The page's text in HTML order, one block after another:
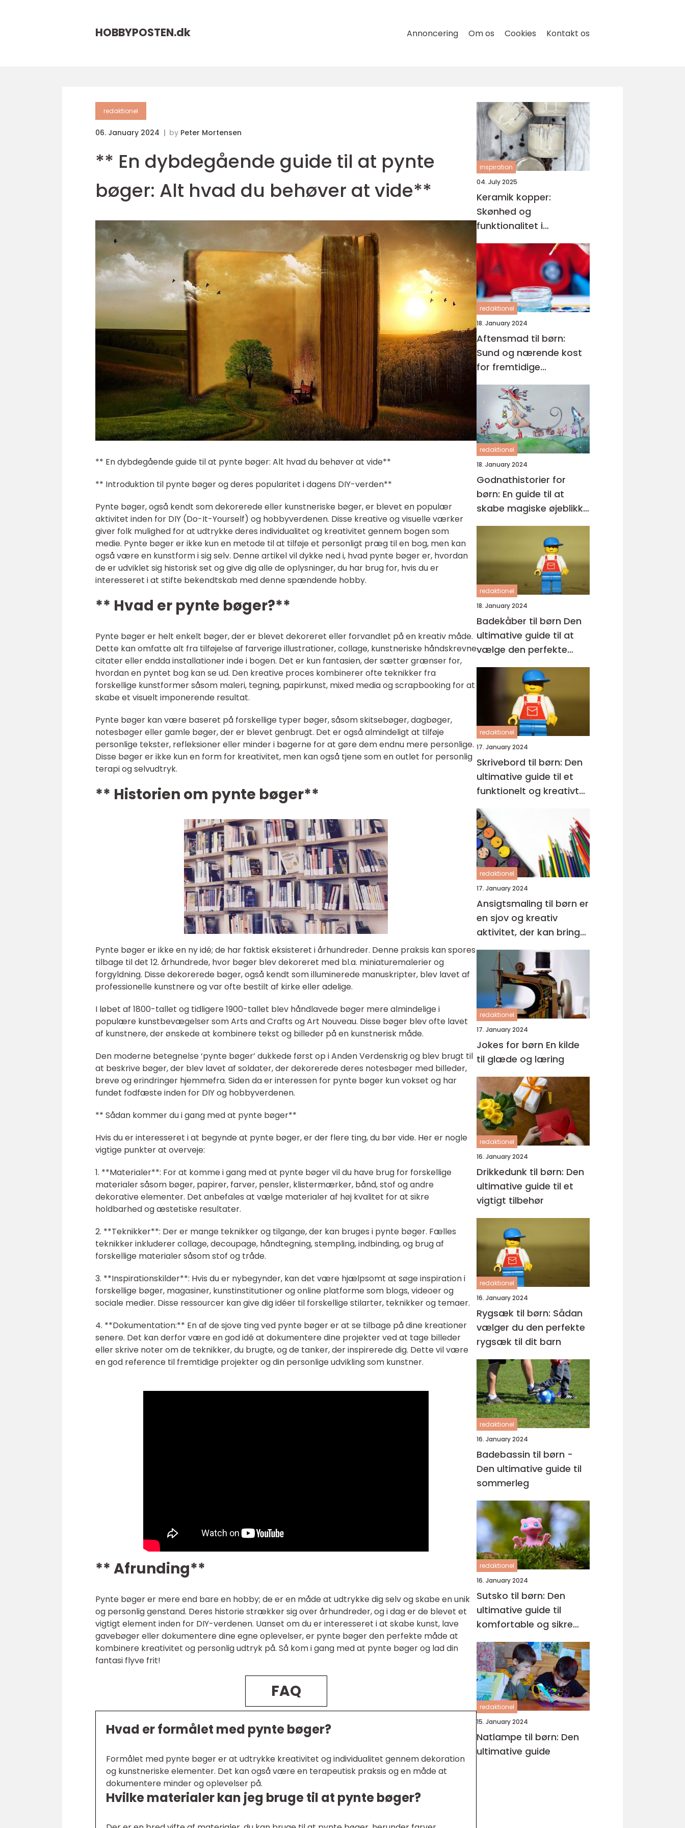
HOBBYPOSTEN.dk Annoncering Om os Cookies Kontakt os
redaktionel
06. January 2024 by Peter Mortensen
** En dybdegående guide til at pynte
bøger: Alt hvad du behøver at vide**
** En dybdegående guide til at pynte bøger: Alt hvad du behøver at vide**
** Introduktion til pynte bøger og deres popularitet i dagens DIY-verden**
Pynte bøger, også kendt som dekorerede eller kunstneriske bøger, er blevet en populær
aktivitet inden for DIY (Do-It-Yourself) og hobbyverdenen. Disse kreative og visuelle værker
giver folk mulighed for at udtrykke deres individualitet og kreativitet gennem bogen som
medie. Pynte bøger er ikke kun en metode til at tilføje et personligt præg til en bog, men kan
også være en kunstform i sig selv. Denne artikel vil dykke ned i, hvad pynte bøger er, hvordan
de er udviklet sig historisk set og give dig alle de oplysninger, du har brug for, hvis du er
interesseret i at stifte bekendtskab med denne spændende hobby.
** Hvad er pynte bøger?**
Pynte bøger er helt enkelt bøger, der er blevet dekoreret eller forvandlet på en kreativ måde.
Dette kan omfatte alt fra tilføjelse af farverige illustrationer, collage, kunstneriske håndskrevne
citater eller endda installationer inde i bogen. Det er kun fantasien, der sætter grænser for,
hvordan en pyntet bog kan se ud. Den kreative proces kombinerer ofte teknikker fra
forskellige kunstformer såsom maleri, tegning, papirkunst, mixed media og scrapbooking for at
skabe et visuelt imponerende resultat.
Pynte bøger kan være baseret på forskellige typer bøger, såsom skitsebøger, dagbøger,
notesbøger eller gamle bøger, der er blevet genbrugt. Det er også almindeligt at tilføje
personlige tekster, refleksioner eller minder i bøgerne for at gøre dem endnu mere personlige.
Disse bøger er ikke kun en form for kreativitet, men kan også tjene som en outlet for personlig
terapi og selvudtryk.
** Historien om pynte bøger**
Pynte bøger er ikke en ny idé; de har faktisk eksisteret i århundreder. Denne praksis kan spores
tilbage til det 12. århundrede, hvor bøger blev dekoreret med bl.a. miniaturemalerier og
forgyldning. Disse dekorerede bøger, også kendt som illuminerede manuskripter, blev lavet af
professionelle kunstnere og var ofte bestilt af kirke eller adelige.
I løbet af 1800-tallet og tidligere 1900-tallet blev håndlavede bøger mere almindelige i
populære kunstbevægelser som Arts and Crafts og Art Nouveau. Disse bøger blev ofte lavet
af kunstnere, der ønskede at kombinere tekst og billeder på en kunstnerisk måde.
Den moderne betegnelse ‘pynte bøger’ dukkede først op i Anden Verdenskrig og blev brugt til
at beskrive bøger, der blev lavet af soldater, der dekorerede deres notesbøger med billeder,
breve og erindringer hjemmefra. Siden da er interessen for pynte bøger kun vokset og har
fundet fodfæste inden for DIY og hobbyverdenen.
** Sådan kommer du i gang med at pynte bøger**
Hvis du er interesseret i at begynde at pynte bøger, er der flere ting, du bør vide. Her er nogle
vigtige punkter at overveje:
1. **Materialer**: For at komme i gang med at pynte bøger vil du have brug for forskellige
materialer såsom bøger, papirer, farver, pensler, klistermærker, bånd, stof og andre
dekorative elementer. Det anbefales at vælge materialer af høj kvalitet for at sikre
holdbarhed og æstetiske resultater.
2. **Teknikker**: Der er mange teknikker og tilgange, der kan bruges i pynte bøger. Fælles
teknikker inkluderer collage, decoupage, håndtegning, stempling, indbinding, og brug af
forskellige materialer såsom stof og tråde.
3. **Inspirationskilder**: Hvis du er nybegynder, kan det være hjælpsomt at søge inspiration i
forskellige bøger, magasiner, kunstinstitutioner og online platforme som blogs, videoer og
sociale medier. Disse ressourcer kan give dig idéer til forskellige stilarter, teknikker og temaer.
4. **Dokumentation:** En af de sjove ting ved pynte bøger er at se tilbage på dine kreationer
senere. Det kan derfor være en god idé at dokumentere dine projekter ved at tage billeder
eller skrive noter om de teknikker, du brugte, og de tanker, der inspirerede dig. Dette vil være
en god reference til fremtidige projekter og din personlige udvikling som kunstner.
** Afrunding**
Pynte bøger er mere end bare en hobby; de er en måde at udtrykke dig selv og skabe en unik
og personlig genstand. Deres historie strækker sig over århundreder, og i dag er de blevet et
vigtigt element inden for DIY-verdenen. Uanset om du er interesseret i at skabe kunst, lave
gavebøger eller dokumentere dine egne oplevelser, er pynte bøger den perfekte måde at
kombinere kreativitet og personlig udtryk på. Så kom i gang med at pynte bøger og lad din
fantasi flyve frit!
FAQ
Hvad er formålet med pynte bøger?
Formålet med pynte bøger er at udtrykke kreativitet og individualitet gennem dekoration
og kunstneriske elementer. Det kan også være en terapeutisk praksis og en måde at
dokumentere minder og oplevelser på.
Hvilke materialer kan jeg bruge til at pynte bøger?
inspiration
04. July 2025
Keramik kopper:
Skønhed og
funktionalitet i
hverdagen
redaktionel
18. January 2024
Aftensmad til børn:
Sund og nærende kost
for fremtidige
generationer
redaktionel
18. January 2024
Godnathistorier for
børn: En guide til at
skabe magiske øjeblikke
før sengetid
redaktionel
18. January 2024
Badekåber til børn Den
ultimative guide til at
vælge den perfekte
badekåbe
redaktionel
17. January 2024
Skrivebord til børn: Den
ultimative guide til et
funktionelt og kreativt
arbejdsområde
redaktionel
17. January 2024
Ansigtsmaling til børn er
en sjov og kreativ
aktivitet, der kan bringe
glæde og forvandle
børn til deres
yndlingsdyr, superhelte
eller fantasivæsener
redaktionel
17. January 2024
Jokes for børn En kilde
til glæde og læring
redaktionel
16. January 2024
Drikkedunk til børn: Den
ultimative guide til et
vigtigt tilbehør
redaktionel
16. January 2024
Rygsæk til børn: Sådan
vælger du den perfekte
rygsæk til dit barn
redaktionel
16. January 2024
Badebassin til børn -
Den ultimative guide til
sommerleg
redaktionel
16. January 2024
Sutsko til børn: Den
ultimative guide til
komfortable og sikre
fodtøj
redaktionel
15. January 2024
Natlampe til børn: Den
ultimative guide